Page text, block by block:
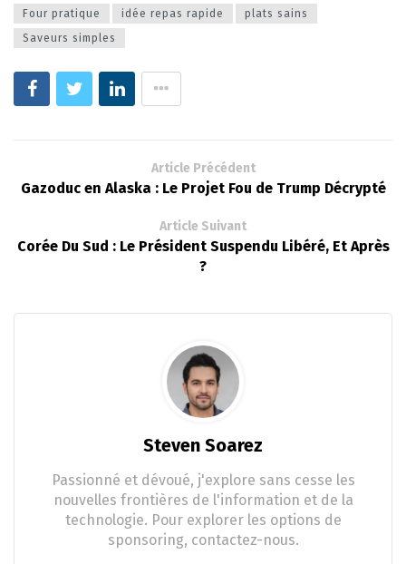
Four pratique
idée repas rapide
plats sains
Saveurs simples
Article Précédent
Gazoduc en Alaska : Le Projet Fou de Trump Décrypté
Article Suivant
Corée Du Sud : Le Président Suspendu Libéré, Et Après
?
Steven Soarez
Passionné et dévoué, j'explore sans cesse les
nouvelles frontières de l'information et de la
technologie. Pour explorer les options de
sponsoring, contactez-nous.